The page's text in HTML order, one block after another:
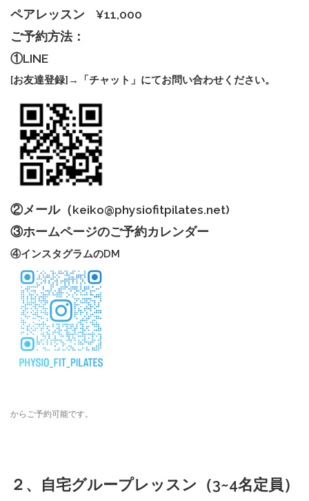
ペアレッスン
¥11,000
ご予約方法：
①LINE
[お友達登録]→「チャット」にてお問い合わせください。
②メール（keiko@physiofitpilates.net)
③ホームページのご予約カレンダー
④インスタグラムのDM
からご予約可能です。
２、自宅グループレッスン（3~4名定員）